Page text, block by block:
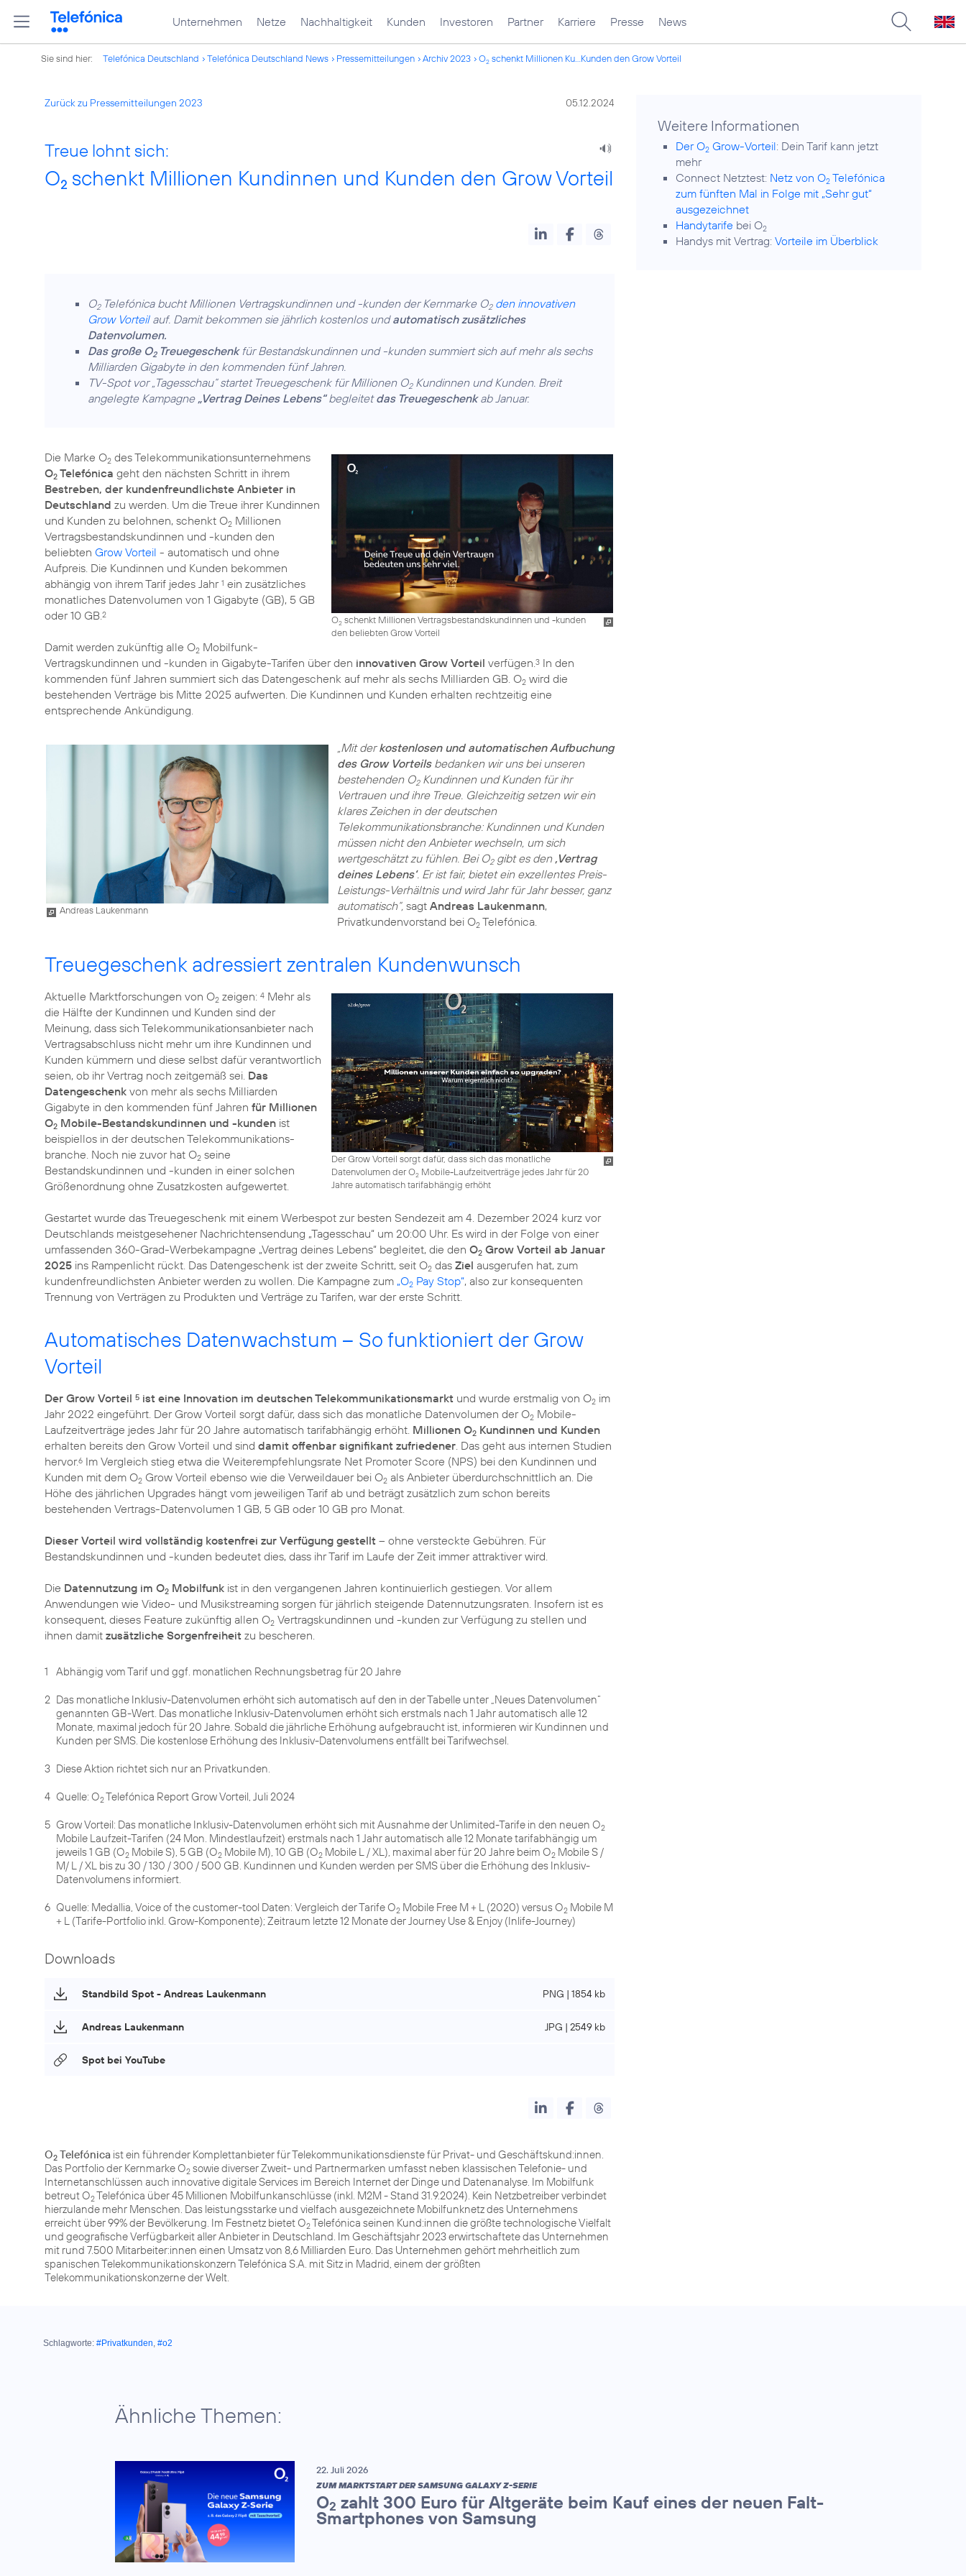
Unternehmen Netze Nachhaltigkeit Kunden Investoren Partner Karriere Presse News
Sie sind hier: Telefónica Deutschland Telefónica Deutschland News Pressemitteilungen Archiv 2023 O2 schenkt Millionen Ku...Kunden den Grow Vorteil
Zurück zu Pressemitteilungen 2023 05.12.2024
Treue lohnt sich:
O2 schenkt Millionen Kundinnen und Kunden den Grow Vorteil
O2Telefónica bucht Millionen Vertragskundinnen und -kunden der Kernmarke O2 den innovativen
Grow Vorteilauf. Damit bekommen sie jährlich kostenlos undautomatisch zusätzliches
Datenvolumen.
Das große O2Treuegeschenkfür Bestandskundinnen und -kunden summiert sich auf mehr als sechs
Milliarden Gigabyte in den kommenden fünf Jahren.
TV-Spot vor „Tagesschau“ startet Treuegeschenk für Millionen O2Kundinnen und Kunden. Breit
angelegte Kampagne „Vertrag Deines Lebens“begleitetdas Treuegeschenkab Januar.
O2schenkt Millionen Vertragsbestandskundinnen und -kunden
den beliebten Grow Vorteil
Die Marke O2 des Telekommunikationsunternehmens
O2 Telefónica geht den nächsten Schritt in ihrem
Bestreben, der kundenfreundlichste Anbieter in
Deutschland zu werden. Um die Treue ihrer Kundinnen
und Kunden zu belohnen, schenkt O2 Millionen
Vertragsbestandskundinnen und -kunden den
beliebten Grow Vorteil - automatisch und ohne
Aufpreis. Die Kundinnen und Kunden bekommen
abhängig von ihrem Tarif jedes Jahr 1 ein zusätzliches
monatliches Datenvolumen von 1 Gigabyte (GB), 5 GB
oder 10 GB.2
Damit werden zukünftig alle O2 Mobilfunk-
Vertragskundinnen und -kunden in Gigabyte-Tarifen über den innovativen Grow Vorteil verfügen.3 In den
kommenden fünf Jahren summiert sich das Datengeschenk auf mehr als sechs Milliarden GB. O2 wird die
bestehenden Verträge bis Mitte 2025 aufwerten. Die Kundinnen und Kunden erhalten rechtzeitig eine
entsprechende Ankündigung.
Andreas Laukenmann
„Mit derkostenlosen und automatischen Aufbuchung
des Grow Vorteilsbedanken wir uns bei unseren
bestehenden O2Kundinnen und Kunden für ihr
Vertrauen und ihre Treue. Gleichzeitig setzen wir ein
klares Zeichen in der deutschen
Telekommunikationsbranche: Kundinnen und Kunden
müssen nicht den Anbieter wechseln, um sich
wertgeschätzt zu fühlen. Bei O2gibt es den ‚Vertrag
deines Lebens‘. Er ist fair, bietet ein exzellentes Preis-
Leistungs-Verhältnis und wird Jahr für Jahr besser, ganz
automatisch“,sagt Andreas Laukenmann,
Privatkundenvorstand bei O2Telefónica.
Treuegeschenk adressiert zentralen Kundenwunsch
Der Grow Vorteil sorgt dafür, dass sich das monatliche
Datenvolumen der O2Mobile-Laufzeitverträge jedes Jahr für 20
Jahre automatisch tarifabhängig erhöht
Aktuelle Marktforschungen von O2 zeigen: 4 Mehr als
die Hälfte der Kundinnen und Kunden sind der
Meinung, dass sich Telekommunikationsanbieter nach
Vertragsabschluss nicht mehr um ihre Kundinnen und
Kunden kümmern und diese selbst dafür verantwortlich
seien, ob ihr Vertrag noch zeitgemäß sei. Das
Datengeschenk von mehr als sechs Milliarden
Gigabyte in den kommenden fünf Jahren für Millionen
O2 Mobile-Bestandskundinnen und -kunden ist
beispiellos in der deutschen Telekommunikations­
branche. Noch nie zuvor hat O2 seine
Bestandskundinnen und -kunden in einer solchen
Größenordnung ohne Zusatzkosten aufgewertet.
Gestartet wurde das Treuegeschenk mit einem Werbespot zur besten Sendezeit am 4. Dezember 2024 kurz vor
Deutschlands meistgesehener Nachrichtensendung „Tagesschau“ um 20:00 Uhr. Es wird in der Folge von einer
umfassenden 360-Grad-Werbekampagne „Vertrag deines Lebens“ begleitet, die den O2 Grow Vorteil ab Januar
2025 ins Rampenlicht rückt. Das Datengeschenk ist der zweite Schritt, seit O2 das Ziel ausgerufen hat, zum
kundenfreundlichsten Anbieter werden zu wollen. Die Kampagne zum „O2 Pay Stop“, also zur konsequenten
Trennung von Verträgen zu Produkten und Verträge zu Tarifen, war der erste Schritt.
Automatisches Datenwachstum – So funktioniert der Grow
Vorteil
Der Grow Vorteil 5 ist eine Innovation im deutschen Telekommunikationsmarkt und wurde erstmalig von O2 im
Jahr 2022 eingeführt. Der Grow Vorteil sorgt dafür, dass sich das monatliche Datenvolumen der O2 Mobile-
Laufzeitverträge jedes Jahr für 20 Jahre automatisch tarifabhängig erhöht. Millionen O2 Kundinnen und Kunden
erhalten bereits den Grow Vorteil und sind damit offenbar signifikant zufriedener. Das geht aus internen Studien
hervor.6 Im Vergleich stieg etwa die Weiterempfehlungsrate Net Promoter Score (NPS) bei den Kundinnen und
Kunden mit dem O2 Grow Vorteil ebenso wie die Verweildauer bei O2 als Anbieter überdurchschnittlich an. Die
Höhe des jährlichen Upgrades hängt vom jeweiligen Tarif ab und beträgt zusätzlich zum schon bereits
bestehenden Vertrags-Datenvolumen 1 GB, 5 GB oder 10 GB pro Monat.
Dieser Vorteil wird vollständig kostenfrei zur Verfügung gestellt – ohne versteckte Gebühren. Für
Bestandskundinnen und -kunden bedeutet dies, dass ihr Tarif im Laufe der Zeit immer attraktiver wird.
Die Datennutzung im O2 Mobilfunk ist in den vergangenen Jahren kontinuierlich gestiegen. Vor allem
Anwendungen wie Video- und Musikstreaming sorgen für jährlich steigende Datennutzungsraten. Insofern ist es
konsequent, dieses Feature zukünftig allen O2 Vertragskundinnen und -kunden zur Verfügung zu stellen und
ihnen damit zusätzliche Sorgenfreiheit zu bescheren.
1 Abhängig vom Tarif und ggf. monatlichen Rechnungsbetrag für 20 Jahre
2 Das monatliche Inklusiv-Datenvolumen erhöht sich automatisch auf den in der Tabelle unter „Neues Datenvolumen“
genannten GB-Wert. Das monatliche Inklusiv-Datenvolumen erhöht sich erstmals nach 1 Jahr automatisch alle 12
Monate, maximal jedoch für 20 Jahre. Sobald die jährliche Erhöhung aufgebraucht ist, informieren wir Kundinnen und
Kunden per SMS. Die kostenlose Erhöhung des Inklusiv-Datenvolumens entfällt bei Tarifwechsel.
3 Diese Aktion richtet sich nur an Privatkunden.
4 Quelle: O2Telefónica Report Grow Vorteil, Juli 2024
5 Grow Vorteil: Das monatliche Inklusiv-Datenvolumen erhöht sich mit Ausnahme der Unlimited-Tarife in den neuen O2
Mobile Laufzeit-Tarifen (24 Mon. Mindestlaufzeit) erstmals nach 1 Jahr automatisch alle 12 Monate tarifabhängig um
jeweils 1 GB (O2 Mobile S), 5 GB (O2 Mobile M), 10 GB (O2 Mobile L / XL), maximal aber für 20 Jahre beim O2 Mobile S /
M/ L / XL bis zu 30 / 130 / 300 / 500 GB. Kundinnen und Kunden werden per SMS über die Erhöhung des Inklusiv-
Datenvolumens informiert.
6 Quelle: Medallia, Voice of the customer-tool Daten: Vergleich der Tarife O2 Mobile Free M + L (2020) versus O2 Mobile M
+ L (Tarife-Portfolio inkl. Grow-Komponente); Zeitraum letzte 12 Monate der Journey Use & Enjoy (Inlife-Journey)
Downloads
Standbild Spot - Andreas Laukenmann PNG | 1854 kb
Andreas Laukenmann JPG | 2549 kb
Spot bei YouTube
O2 Telefónica ist ein führender Komplettanbieter für Telekommunikationsdienste für Privat- und Geschäftskund:innen.
Das Portfolio der Kernmarke O2 sowie diverser Zweit- und Partnermarken umfasst neben klassischen Telefonie- und
Internetanschlüssen auch innovative digitale Services im Bereich Internet der Dinge und Datenanalyse. Im Mobilfunk
betreut O2Telefónica über 45 Millionen Mobilfunkanschlüsse (inkl. M2M - Stand 31.9.2024). Kein Netzbetreiber verbindet
hierzulande mehr Menschen. Das leistungsstarke und vielfach ausgezeichnete Mobilfunknetz des Unternehmens
erreicht über 99% der Bevölkerung. Im Festnetz bietet O2Telefónica seinen Kund:innen die größte technologische Vielfalt
und geografische Verfügbarkeit aller Anbieter in Deutschland. Im Geschäftsjahr 2023 erwirtschaftete das Unternehmen
mit rund 7.500 Mitarbeiter:innen einen Umsatz von 8,6 Milliarden Euro. Das Unternehmen gehört mehrheitlich zum
spanischen Telekommunikationskonzern Telefónica S.A. mit Sitz in Madrid, einem der größten
Telekommunikationskonzerne der Welt.
Weitere Informationen
Der O2 Grow-Vorteil: Dein Tarif kann jetzt
mehr
Connect Netztest: Netz von O2 Telefónica
zum fünften Mal in Folge mit „Sehr gut“
ausgezeichnet
Handytarife bei O2
Handys mit Vertrag:Vorteile im Überblick
Schlagworte: #Privatkunden, #o2
Ähnliche Themen:
22. Juli 2026
ZUM MARKTSTART DER SAMSUNG GALAXY Z-SERIE
O2 zahlt 300 Euro für Altgeräte beim Kauf eines der neuen Falt-
Smartphones von Samsung